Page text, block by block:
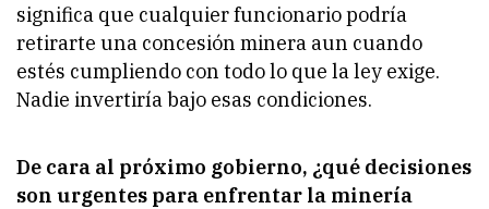
significa que cualquier funcionario podría
retirarte una concesión minera aun cuando
estés cumpliendo con todo lo que la ley exige.
Nadie invertiría bajo esas condiciones.
De cara al próximo gobierno, ¿qué decisiones
son urgentes para enfrentar la minería